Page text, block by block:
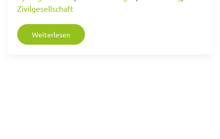
Zivilgesellschaft
Weiterlesen